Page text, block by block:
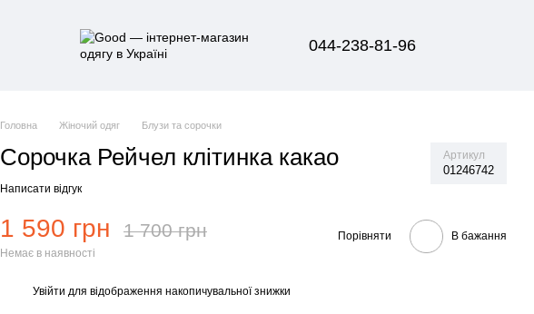
044-238-81-96
Головна Жіночий одяг Блузи та сорочки
Сорочка Рейчел клітинка какао Артикул
01246742
Написати відгук
1 590 грн 1 700 грн
Немає в наявності
Порівняти В бажання
Увійти для відображення накопичувальної знижки